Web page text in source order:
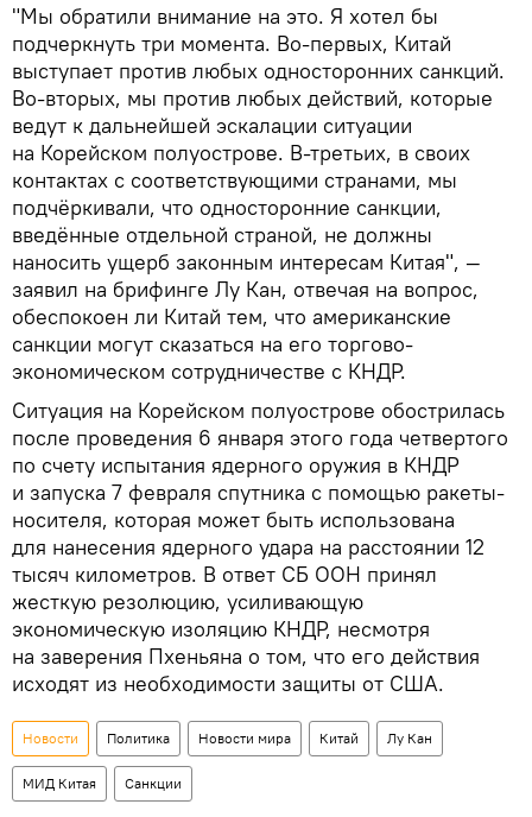
"Мы обратили внимание на это. Я хотел бы
подчеркнуть три момента. Во-первых, Китай
выступает против любых односторонних санкций.
Во-вторых, мы против любых действий, которые
ведут к дальнейшей эскалации ситуации
на Корейском полуострове. В-третьих, в своих
контактах с соответствующими странами, мы
подчёркивали, что односторонние санкции,
введённые отдельной страной, не должны
наносить ущерб законным интересам Китая", —
заявил на брифинге Лу Кан, отвечая на вопрос,
обеспокоен ли Китай тем, что американские
санкции могут сказаться на его торгово-
экономическом сотрудничестве с КНДР.
Ситуация на Корейском полуострове обострилась
после проведения 6 января этого года четвертого
по счету испытания ядерного оружия в КНДР
и запуска 7 февраля спутника с помощью ракеты-
носителя, которая может быть использована
для нанесения ядерного удара на расстоянии 12
тысяч километров. В ответ СБ ООН принял
жесткую резолюцию, усиливающую
экономическую изоляцию КНДР, несмотря
на заверения Пхеньяна о том, что его действия
исходят из необходимости защиты от США.
Новости Политика Новости мира Китай Лу Кан
МИД Китая Санкции